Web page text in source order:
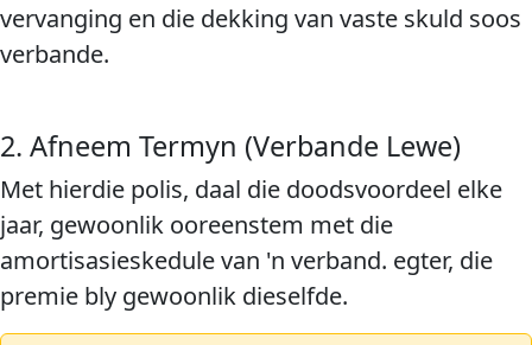
vervanging en die dekking van vaste skuld soos
verbande.
2. Afneem Termyn (Verbande Lewe)
Met hierdie polis, daal die doodsvoordeel elke
jaar, gewoonlik ooreenstem met die
amortisasieskedule van 'n verband. egter, die
premie bly gewoonlik dieselfde.